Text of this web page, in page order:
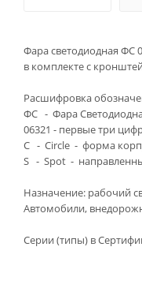
Фара светодиодная ФС
в комплекте с
Расшифровка
ФС - Фара
06321 - первые три
C - Circle - форма
S - Spot -
Назначение: рабочий
Автомобили,
Серии (типы) в